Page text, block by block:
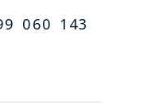
060 143